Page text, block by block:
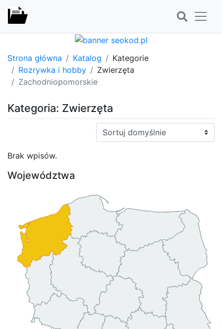
Strona główna Katalog
Kategorie
Rozrywka i hobby
Zwierzęta
Zachodniopomorskie
Kategoria: Zwierzęta
Sortuj:
Brak wpisów.
Województwa